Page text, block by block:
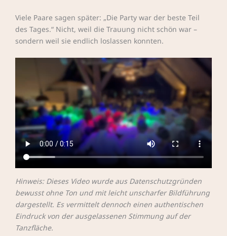
Viele Paare sagen später: „Die Party war der beste Teil
des Tages.“ Nicht, weil die Trauung nicht schön war –
sondern weil sie endlich loslassen konnten.
Hinweis: Dieses Video wurde aus Datenschutzgründen
bewusst ohne Ton und mit leicht unscharfer Bildführung
dargestellt. Es vermittelt dennoch einen authentischen
Eindruck von der ausgelassenen Stimmung auf der
Tanzfläche.